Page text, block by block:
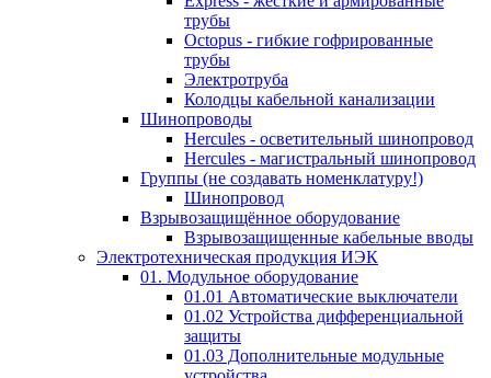
трубы
Octopus - гибкие гофрированные
трубы
Электротруба
Колодцы кабельной канализации
Шинопроводы
Hercules - осветительный шинопровод
Hercules - магистральный шинопровод
Группы (не создавать номенклатуру!)
Шинопровод
Взрывозащищённое оборудование
Взрывозащищенные кабельные вводы
Электротехническая продукция ИЭК
01. Модульное оборудование
01.01 Автоматические выключатели
01.02 Устройства дифференциальной
защиты
01.03 Дополнительные модульные